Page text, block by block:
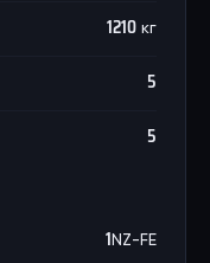
1210 кг
5
5
1NZ-FE